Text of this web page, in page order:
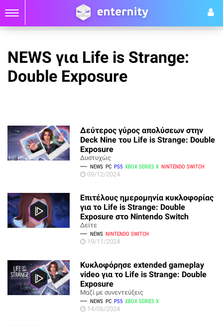
NEWS για Life is Strange:
Double Exposure
Δεύτερος γύρος απολύσεων στην
Deck Nine του Life is Strange: Double
Exposure
Δυστυχώς
NEWS PC PS5 XBOX SERIES X NINTENDO SWITCH
09/12/2024
Επιτέλους ημερομηνία κυκλοφορίας
για το Life is Strange: Double
Exposure στο Nintendo Switch
Δείτε
NEWS NINTENDO SWITCH
19/11/2024
Κυκλοφόρησε extended gameplay
video για το Life is Strange: Double
Exposure
Μαζί με συνεντεύξεις
NEWS PC PS5 XBOX SERIES X
14/06/2024